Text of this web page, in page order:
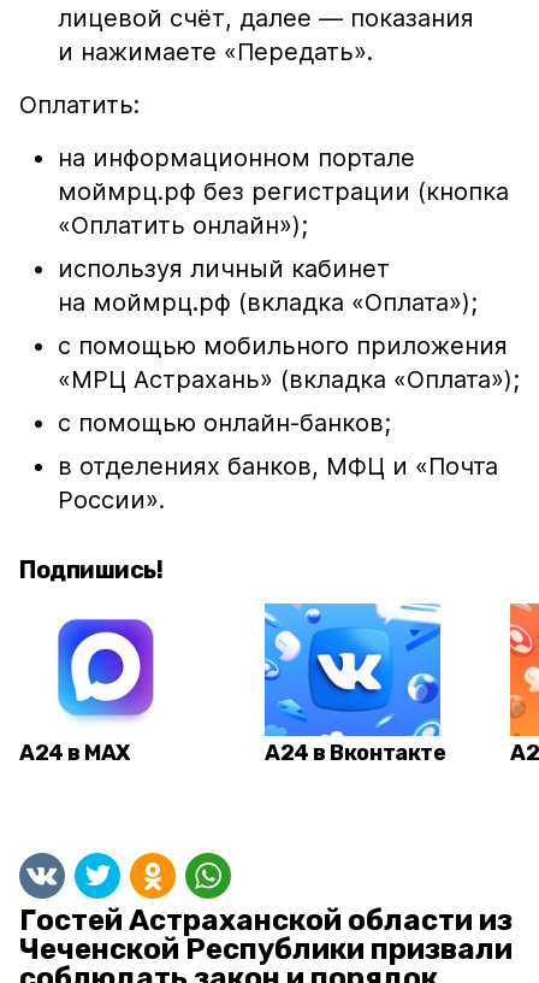
лицевой счёт, далее — показания
и нажимаете «Передать».
Оплатить:
на информационном портале
моймрц.рф без регистрации (кнопка
«Оплатить онлайн»);
используя личный кабинет
на моймрц.рф (вкладка «Оплата»);
с помощью мобильного приложения
«МРЦ Астрахань» (вкладка «Оплата»);
с помощью онлайн-банков;
в отделениях банков, МФЦ и «Почта
России».
Подпишись!
А24 в MAX А24 в Вконтакте
Гостей Астраханской области из
Чеченской Республики призвали